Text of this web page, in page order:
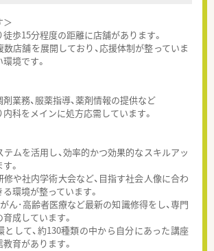
＞
歩15分程度の距離に店舗があります。
店舗を展開しており、応援体制が整っていま
境です。
業務、服薬指導、薬剤情報の提供など
科をメインに処方応需しています。
ムを活用し、効率的かつ効果的なスキルアッ
。
や社内学術大会など、目指す社会人像に合わ
環境が整っています。
ん･高齢者医療など最新の知識修得をし、専門
成しています。
して、約130種類の中から自分にあった講座
育があります。